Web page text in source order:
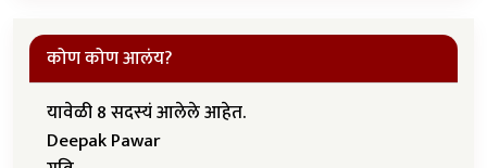
कोण कोण आलंय?
यावेळी 8 सदस्यं आलेले आहेत.
Deepak Pawar